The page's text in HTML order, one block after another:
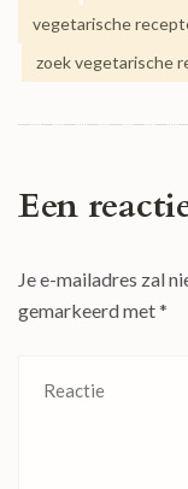
vegetarische
zoek vegetarische
Een
Je e-mailadres zal
gemarkeerd met*